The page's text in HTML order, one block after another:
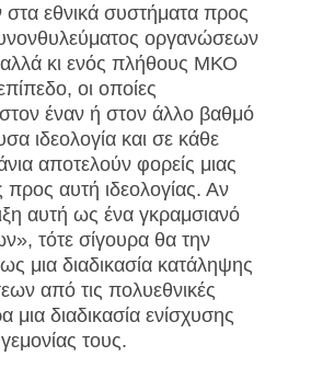
στα εθνικά συστήματα προς
οργανώσεων
κι ενός πλήθους ΜΚΟ
οι οποίες
στον έναν ή στον άλλο βαθμό
ιδεολογία και σε κάθε
αποτελούν φορείς μιας
προς αυτή ιδεολογίας. Αν
αυτή ως ένα γκραμσιανό
τότε σίγουρα θα την
μια διαδικασία κατάληψης
από τις πολυεθνικές
μια διαδικασία ενίσχυσης
τους.